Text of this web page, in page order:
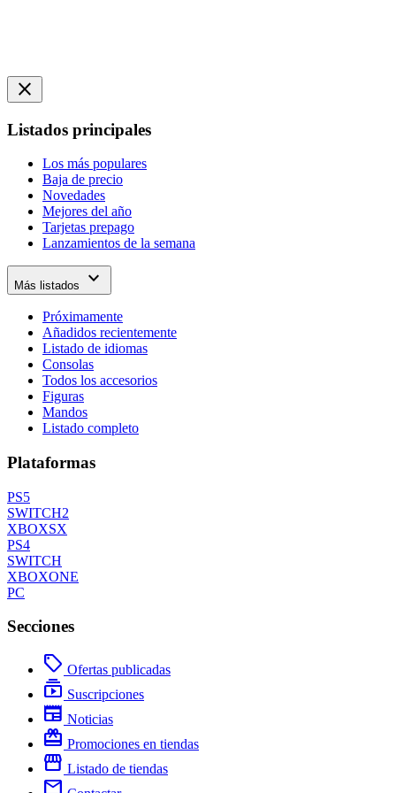
close
Listados principales
Los más populares
Baja de precio
Novedades
Mejores del año
Tarjetas prepago
Lanzamientos de la semana
Más listados expand_more
Próximamente
Añadidos recientemente
Listado de idiomas
Consolas
Todos los accesorios
Figuras
Mandos
Listado completo
Plataformas
PS5
SWITCH2
XBOXSX
PS4
SWITCH
XBOXONE
PC
Secciones
local_offer Ofertas publicadas
subscriptions Suscripciones
newspaper Noticias
redeem Promociones en tiendas
storefront Listado de tiendas
mail